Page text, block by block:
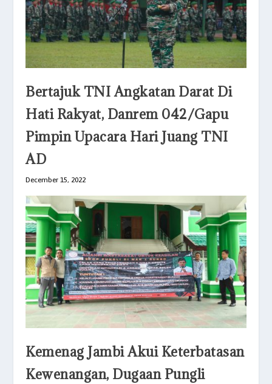
Bertajuk TNI Angkatan Darat Di
Hati Rakyat, Danrem 042/Gapu
Pimpin Upacara Hari Juang TNI
AD
December 15, 2022
Kemenag Jambi Akui Keterbatasan
Kewenangan, Dugaan Pungli